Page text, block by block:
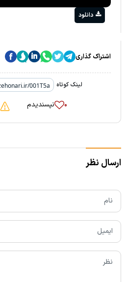
دانلود
اشتراک گذاری
لینک کوتاه
۰ نپسندیدم
ارسال نظر